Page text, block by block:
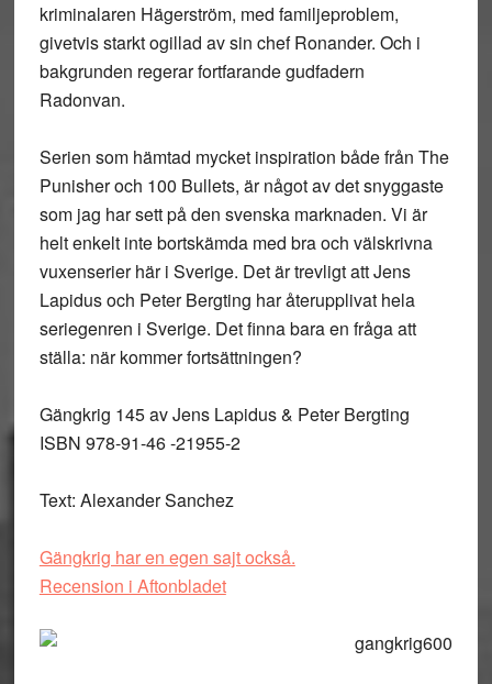
kriminalaren Hägerström, med familjeproblem,
givetvis starkt ogillad av sin chef Ronander. Och i
bakgrunden regerar fortfarande gudfadern
Radonvan.
Serien som hämtad mycket inspiration både från The
Punisher och 100 Bullets, är något av det snyggaste
som jag har sett på den svenska marknaden. Vi är
helt enkelt inte bortskämda med bra och välskrivna
vuxenserier här i Sverige. Det är trevligt att Jens
Lapidus och Peter Bergting har återupplivat hela
seriegenren i Sverige. Det finna bara en fråga att
ställa: när kommer fortsättningen?
Gängkrig 145 av Jens Lapidus & Peter Bergting
ISBN 978-91-46 -21955-2
Text: Alexander Sanchez
Gängkrig har en egen sajt också.
Recension i Aftonbladet